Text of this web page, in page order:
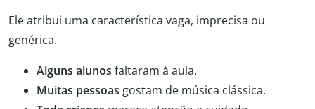
Ele atribui uma característica vaga, imprecisa ou
genérica.
Alguns alunos faltaram à aula.
Muitas pessoas gostam de música clássica.